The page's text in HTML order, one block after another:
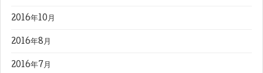
2016年10月
2016年8月
2016年7月